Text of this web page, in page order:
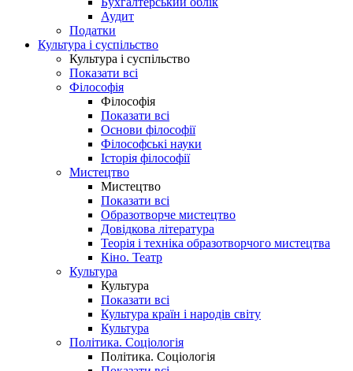
Аудит
Податки
Культура і суспільство
Культура і суспільство
Показати всі
Філософія
Філософія
Показати всі
Основи філософії
Філософські науки
Історія філософії
Мистецтво
Мистецтво
Показати всі
Образотворче мистецтво
Довідкова література
Теорія і техніка образотворчого мистецтва
Кіно. Театр
Культура
Культура
Показати всі
Культура країн і народів світу
Культура
Політика. Соціологія
Політика. Соціологія